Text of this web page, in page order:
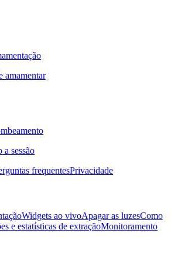
amamentar
a sessão
frequentesPrivacidade
Widgets ao vivoApagar as luzesComo
e estatísticas de extraçãoMonitoramento